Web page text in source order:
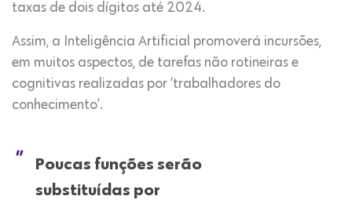
taxas de dois dígitos até 2024.
Assim, a Inteligência Artificial promoverá incursões,
em muitos aspectos, de tarefas não rotineiras e
cognitivas realizadas por ‘trabalhadores do
conhecimento’.
Poucas funções serão
substituídas por